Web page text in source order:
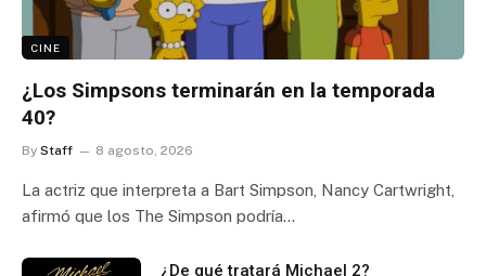
CINE
¿Los Simpsons terminarán en la temporada
40?
By Staff 8 agosto, 2026
La actriz que interpreta a Bart Simpson, Nancy Cartwright,
afirmó que los The Simpson podría…
¿De qué tratará Michael 2?